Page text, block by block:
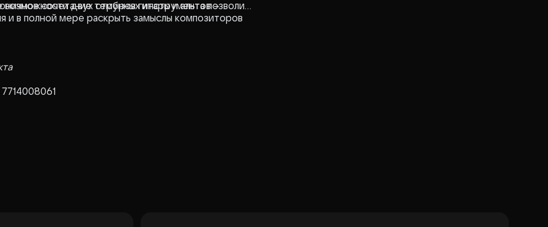
возможности двух струнных инструментов –
сочетание тембров гитары и альта позволит
и в полной мере раскрыть замыслы композиторов